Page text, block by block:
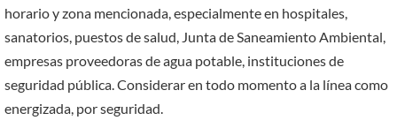
horario y zona mencionada, especialmente en hospitales,
sanatorios, puestos de salud, Junta de Saneamiento Ambiental,
empresas proveedoras de agua potable, instituciones de
seguridad pública. Considerar en todo momento a la línea como
energizada, por seguridad.